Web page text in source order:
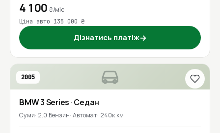
4 100₴/міс
Ціна авто 135 000 ₴
Дізнатись платіж→
2005
BMW3 Series · Седан
Суми 2.0 Бензин Автомат 240к км